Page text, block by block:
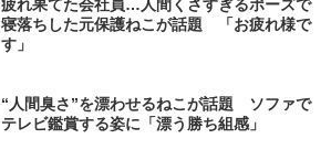
疲れ果てた会社員…人間くさすぎるポーズで
寝落ちした元保護ねこが話題 「お疲れ様で
す」
“人間臭さ”を漂わせるねこが話題 ソファで
テレビ鑑賞する姿に「漂う勝ち組感」